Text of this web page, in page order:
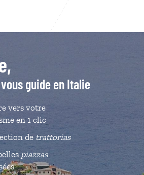
guide en Italie
vers votre
en 1 clic
de trattorias
piazzas